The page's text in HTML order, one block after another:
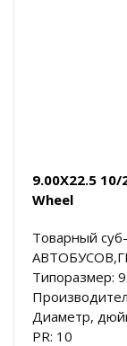
9.00X22.5 10/
Wheel
Товарный
Типоразмер:
Диаметр,
PR: 10